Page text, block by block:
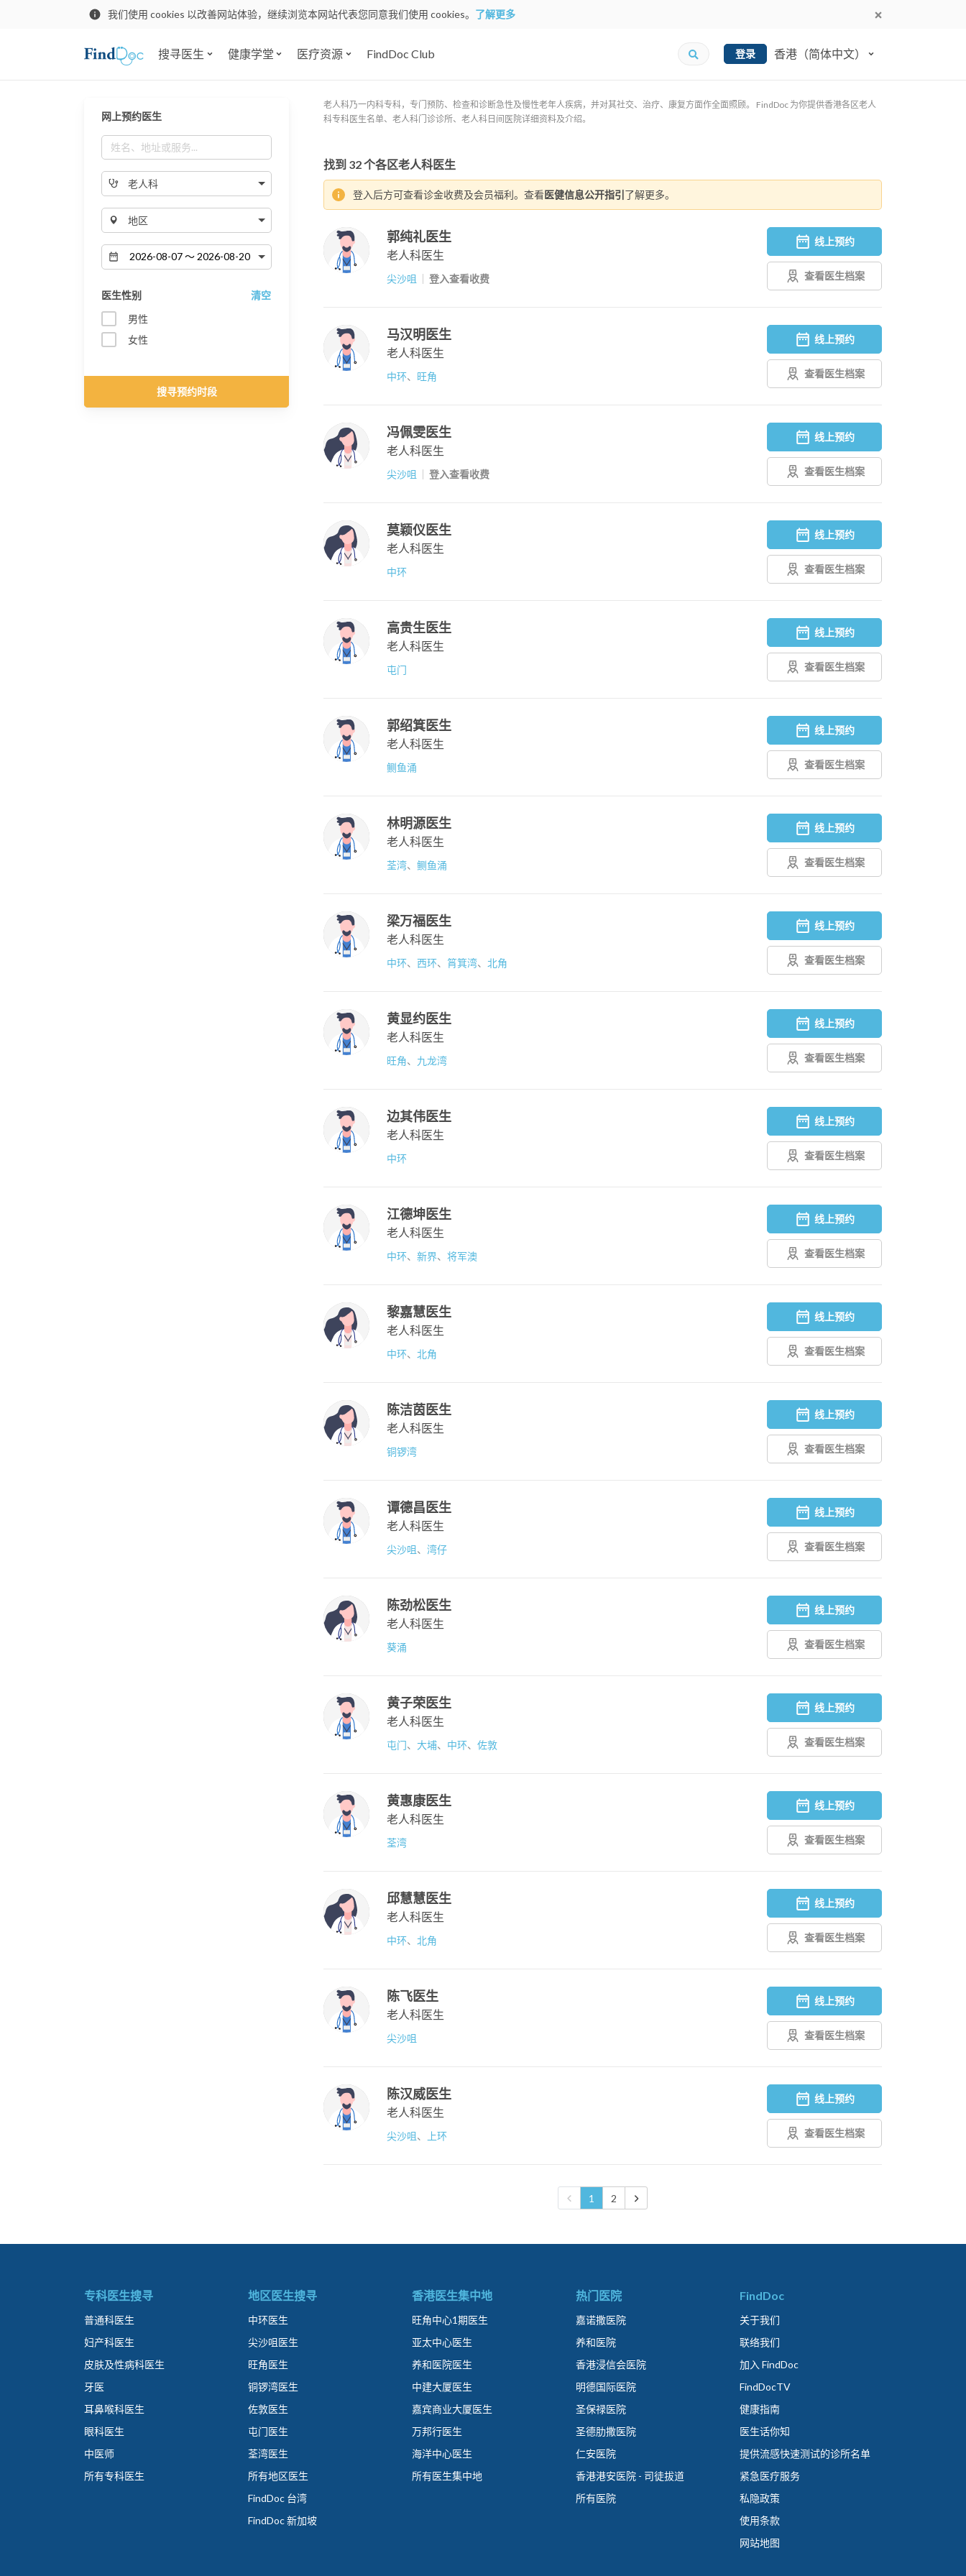
我们使用 cookies 以改善网站体验，继续浏览本网站代表您同意我们使用 cookies。 了解更多
搜寻医生 健康学堂 医疗资源 FindDoc Club 登录 香港（简体中文）
网上预约医生
老人科
地区
医生性别
清空
男性
女性
搜寻预约时段
老人科乃一内科专科，专门预防、检查和诊断急性及慢性老年人疾病，并对其社交、治疗、康复方面作全面照顾。 FindDoc 为你提供香港各区老人
科专科医生名单、老人科门诊诊所、老人科日间医院详细资料及介绍。
找到 32个各区老人科医生
登入后方可查看诊金收费及会员福利。查看医健信息公开指引 了解更多。
郭纯礼医生
老人科医生
尖沙咀 登入查看收费
线上预约
查看医生档案
马汉明医生
老人科医生
中环、 旺角
线上预约
查看医生档案
冯佩雯医生
老人科医生
尖沙咀 登入查看收费
线上预约
查看医生档案
莫颖仪医生
老人科医生
中环
线上预约
查看医生档案
高贵生医生
老人科医生
屯门
线上预约
查看医生档案
郭绍箕医生
老人科医生
鲗鱼涌
线上预约
查看医生档案
林明源医生
老人科医生
荃湾、 鲗鱼涌
线上预约
查看医生档案
梁万福医生
老人科医生
中环、 西环、 筲箕湾、 北角
线上预约
查看医生档案
黄显约医生
老人科医生
旺角、 九龙湾
线上预约
查看医生档案
边其伟医生
老人科医生
中环
线上预约
查看医生档案
江德坤医生
老人科医生
中环、 新界、 将军澳
线上预约
查看医生档案
黎嘉慧医生
老人科医生
中环、 北角
线上预约
查看医生档案
陈洁茵医生
老人科医生
铜锣湾
线上预约
查看医生档案
谭德昌医生
老人科医生
尖沙咀、 湾仔
线上预约
查看医生档案
陈劲松医生
老人科医生
葵涌
线上预约
查看医生档案
黄子荣医生
老人科医生
屯门、 大埔、 中环、 佐敦
线上预约
查看医生档案
黄惠康医生
老人科医生
荃湾
线上预约
查看医生档案
邱慧慧医生
老人科医生
中环、 北角
线上预约
查看医生档案
陈飞医生
老人科医生
尖沙咀
线上预约
查看医生档案
陈汉威医生
老人科医生
尖沙咀、 上环
线上预约
查看医生档案
1 2
专科医生搜寻
普通科医生
妇产科医生
皮肤及性病科医生
牙医
耳鼻喉科医生
眼科医生
中医师
所有专科医生
地区医生搜寻
中环医生
尖沙咀医生
旺角医生
铜锣湾医生
佐敦医生
屯门医生
荃湾医生
所有地区医生
FindDoc 台湾
FindDoc 新加坡
香港医生集中地
旺角中心1期医生
亚太中心医生
养和医院医生
中建大厦医生
嘉宾商业大厦医生
万邦行医生
海洋中心医生
所有医生集中地
热门医院
嘉诺撒医院
养和医院
香港浸信会医院
明德国际医院
圣保禄医院
圣德肋撒医院
仁安医院
香港港安医院 - 司徒拔道
所有医院
FindDoc
关于我们
联络我们
加入 FindDoc
FindDocTV
健康指南
医生话你知
提供流感快速测试的诊所名单
紧急医疗服务
私隐政策
使用条款
网站地图